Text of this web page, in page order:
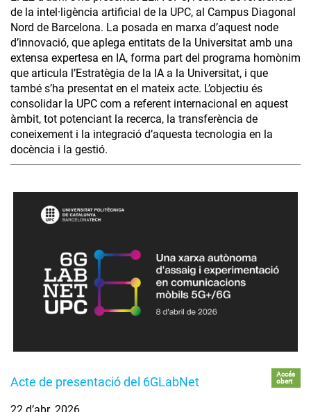
de la intel·ligència artificial de la UPC, al Campus Diagonal
Nord de Barcelona. La posada en marxa d’aquest node
d’innovació, que aplega entitats de la Universitat amb una
extensa expertesa en IA, forma part del programa homònim
que articula l’Estratègia de la IA a la Universitat, i que
també s’ha presentat en el mateix acte. L’objectiu és
consolidar la UPC com a referent internacional en aquest
àmbit, tot potenciant la recerca, la transferència de
coneixement i la integració d’aquesta tecnologia en la
docència i la gestió.
Acte de presentació del 6GLabNet
Accés
obert